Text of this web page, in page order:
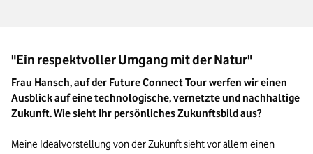
"Ein respektvoller Umgang mit der Natur"
Frau Hansch, auf der Future Connect Tour werfen wir einen
Ausblick auf eine technologische, vernetzte und nachhaltige
Zukunft. Wie sieht Ihr persönliches Zukunftsbild aus?
Meine Idealvorstellung von der Zukunft sieht vor allem einen